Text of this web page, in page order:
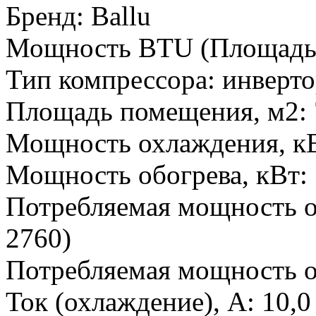
Бренд: Ballu
Мощность BTU
Тип компрессора:
Площадь помещения, м2:
Мощность охлаждения,
Мощность обогрева, кВт:
Потребляемая мощность
2760)
Потребляемая мощность
Ток (охлаждение), А: